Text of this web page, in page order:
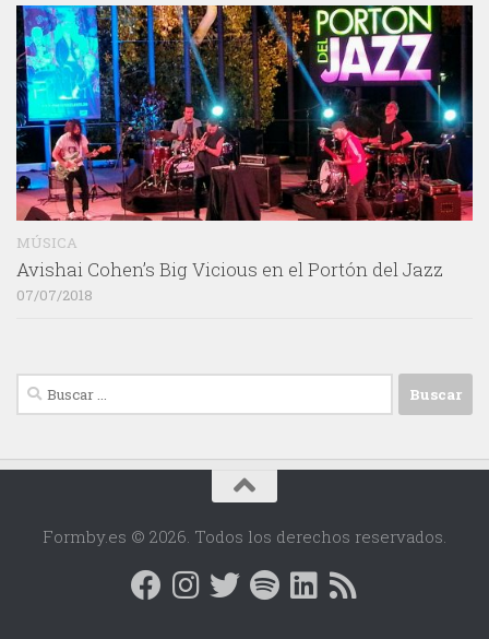
MÚSICA
Avishai Cohen’s Big Vicious en el Portón del Jazz
07/07/2018
Buscar:
Formby.es © 2026. Todos los derechos reservados.